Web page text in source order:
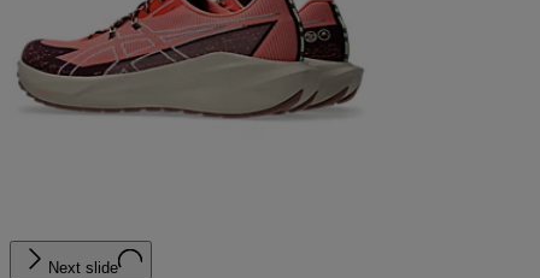
Next slide